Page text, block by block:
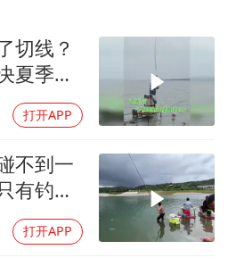
国蔬菜之乡”最高温达41.8℃
切线？
夏季难
打开APP
不到一
有钓鱼
打开APP